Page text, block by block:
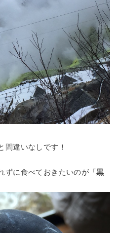
間違いなしです！
ずに食べておきたいのが「黒